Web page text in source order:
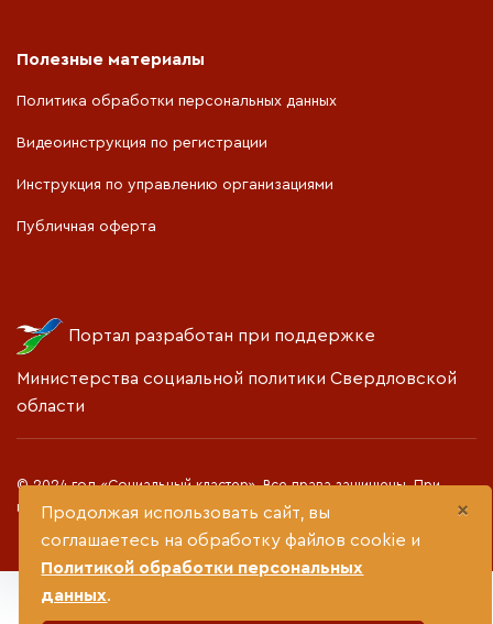
×
Продолжая использовать сайт, вы
соглашаетесь на обработку файлов cookie и
Политикой обработки персональных
данных.
Полезные материалы
Политика обработки персональных данных
Видеоинструкция по регистрации
Инструкция по управлению организациями
Публичная оферта
Портал разработан при поддержке
Министерства социальной политики Свердловской
области
© 2024 год «Социальный кластер». Все права защищены. При
использовании материалов прямая гиперссылка обязательна